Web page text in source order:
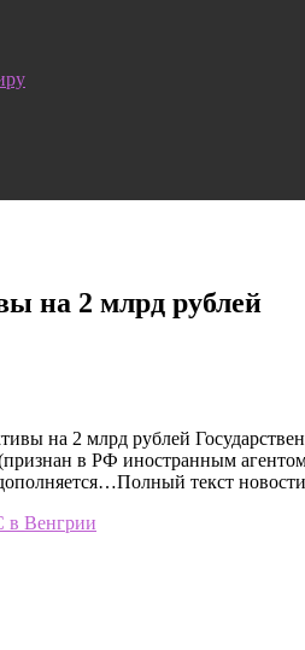
на 2 млрд рублей
на 2 млрд рублей
в РФ иностранным
текст
в Венгрии